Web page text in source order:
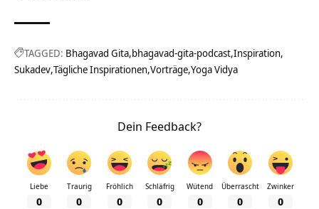
TAGGED: Bhagavad Gita bhagavad-gita-podcast Inspiration
Sukadev Tägliche Inspirationen Vorträge Yoga Vidya
Dein Feedback?
Liebe
0
Traurig
0
Fröhlich
0
Schläfrig
0
Wütend
0
Überrascht
0
Zwinker
0